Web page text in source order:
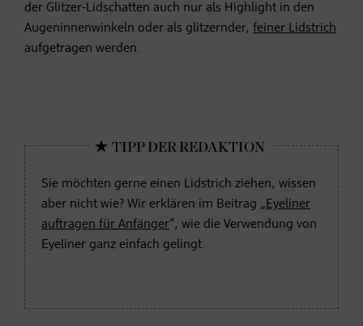
der Glitzer-Lidschatten auch nur als Highlight in den
Augeninnenwinkeln oder als glitzernder, feiner Lidstrich
aufgetragen werden.
Sie möchten gerne einen Lidstrich ziehen, wissen
aber nicht wie? Wir erklären im Beitrag „ Eyeliner
auftragen für Anfänger“, wie die Verwendung von
Eyeliner ganz einfach gelingt.